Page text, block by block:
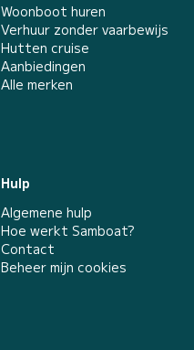
Woonboot huren
Verhuur zonder vaarbewijs
Hutten cruise
Aanbiedingen
Alle merken
Hulp
Algemene hulp
Hoe werkt Samboat?
Contact
Beheer mijn cookies